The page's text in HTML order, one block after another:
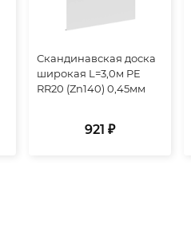
Скандинавская доска
широкая L=3,0м PE
RR20 (Zn140) 0,45мм
921 ₽